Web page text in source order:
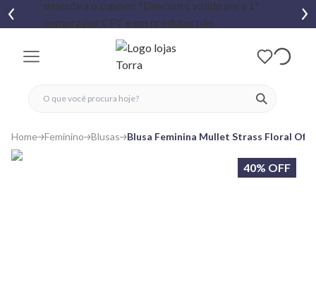
ver
fechar menu
fechar menu
favoritos
Home Feminino Blusas Blusa Feminina Mullet Strass Floral Off
40% OFF